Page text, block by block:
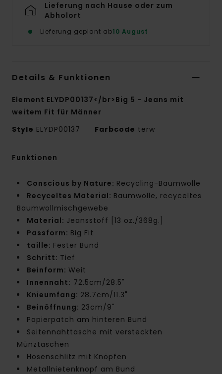
Lieferung nach Hause oder zum
Abholort
Lieferung geplant ab10 August
Details & Funktionen
Element ELYDP00137</br>Big 5 - Jeans mit
weitem Fit für Männer
Style ELYDP00137 Farbcode terw
Funktionen
Conscious by Nature: Recycling-Baumwolle
Recyceltes Material: Baumwolle, recyceltes
Baumwollmischgewebe
Material: Jeansstoff [13 oz./368g.]
Passform: Big Fit
taille: Fester Bund
Schritt: Tief
Beinform: Weit
Innennaht: 72.5cm/28.5"
Knieumfang: 28.7cm/11.3"
Beinöffnung: 23cm/9"
Papierpatch am hinteren Bund
Seitennahttasche mit versteckten
Münztaschen
Hosenschlitz mit Knöpfen
Metallnietenknopf am Bund